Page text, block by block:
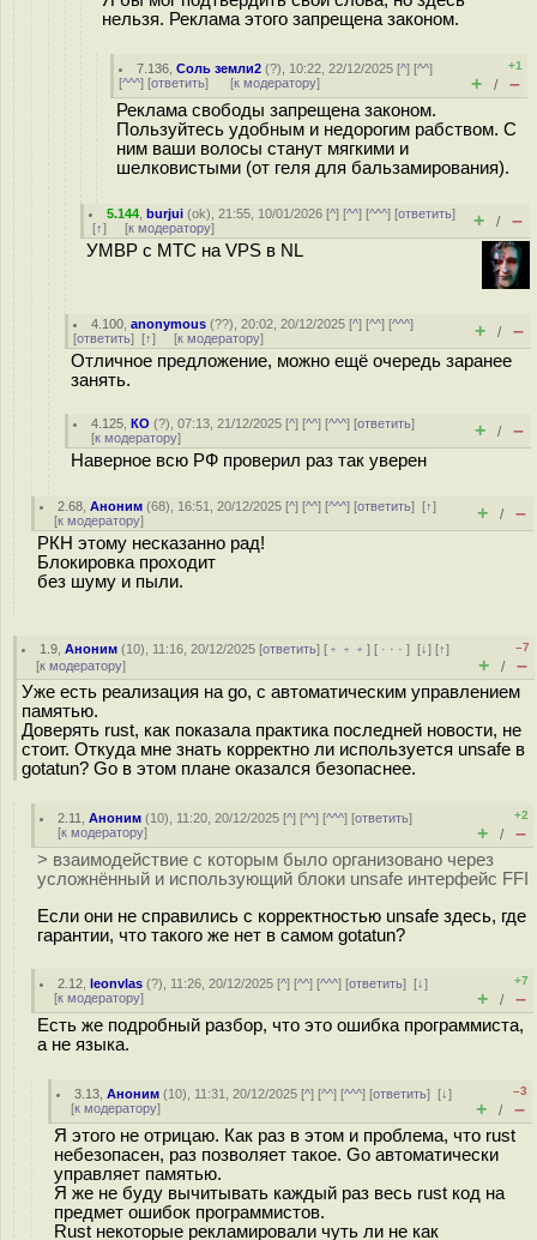
нельзя. Реклама этого запрещена законом.
7.136 ,Соль земли2 (?), 10:22, 22/12/2025 [^] [^^]
[^^^] [ответить] [к модератору]
+1
+ / –
Реклама свободы запрещена законом.
Пользуйтесь удобным и недорогим рабством. С
ним ваши волосы станут мягкими и
шелковистыми (от геля для бальзамирования).
5.144 ,burjui (ok), 21:55, 10/01/2026 [^] [^^] [^^^] [ответить]
[↑] [к модератору] + / –
УМВР с МТС на VPS в NL
4.100 ,anonymous (??), 20:02, 20/12/2025 [^] [^^] [^^^]
[ответить] [↑] [к модератору] + / –
Отличное предложение, можно ещё очередь заранее
занять.
4.125 ,КО (?), 07:13, 21/12/2025 [^] [^^] [^^^] [ответить]
[к модератору] + / –
Наверное всю РФ проверил раз так уверен
2.68 ,Аноним (68), 16:51, 20/12/2025 [^] [^^] [^^^] [ответить][↑]
[к модератору] + / –
РКН этому несказанно рад!
Блокировка проходит
без шуму и пыли.
1.9 ,Аноним (10), 11:16, 20/12/2025 [ответить] [ ﹢﹢﹢] [ · · ·][↓] [↑]
[к модератору]
–7
+ / –
Уже есть реализация на go, с автоматическим управлением
памятью.
Доверять rust, как показала практика последней новости, не
стоит. Откуда мне знать корректно ли используется unsafe в
gotatun? Go в этом плане оказался безопаснее.
2.11 ,Аноним (10), 11:20, 20/12/2025 [^] [^^] [^^^] [ответить]
[к модератору]
+2
+ / –
> взаимодействие с которым было организовано через
усложнённый и использующий блоки unsafe интерфейс FFI
Если они не справились с корректностью unsafe здесь, где
гарантии, что такого же нет в самом gotatun?
2.12 ,leonvlas (?), 11:26, 20/12/2025 [^] [^^] [^^^] [ответить][↓]
[к модератору]
+7
+ / –
Есть же подробный разбор, что это ошибка программиста,
а не языка.
3.13 ,Аноним (10), 11:31, 20/12/2025 [^] [^^] [^^^] [ответить][↓]
[к модератору]
–3
+ / –
Я этого не отрицаю. Как раз в этом и проблема, что rust
небезопасен, раз позволяет такое. Go автоматически
управляет памятью.
Я же не буду вычитывать каждый раз весь rust код на
предмет ошибок программистов.
Rust некоторые рекламировали чуть ли не как